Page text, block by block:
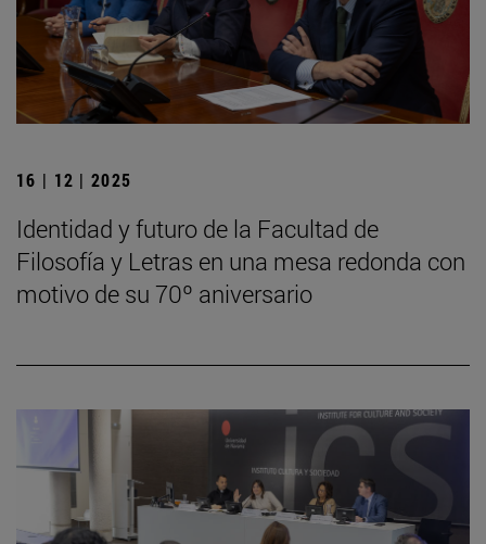
16 | 12 | 2025
Identidad y futuro de la Facultad de
Filosofía y Letras en una mesa redonda con
motivo de su 70º aniversario